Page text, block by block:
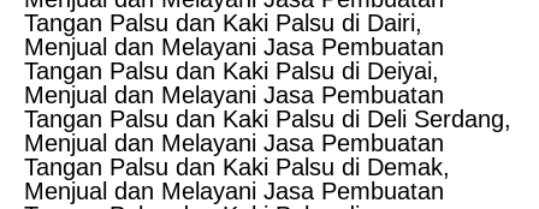
Tangan Palsu dan Kaki Palsu di Dairi,
Menjual dan Melayani Jasa Pembuatan
Tangan Palsu dan Kaki Palsu di Deiyai,
Menjual dan Melayani Jasa Pembuatan
Tangan Palsu dan Kaki Palsu di Deli Serdang,
Menjual dan Melayani Jasa Pembuatan
Tangan Palsu dan Kaki Palsu di Demak,
Menjual dan Melayani Jasa Pembuatan